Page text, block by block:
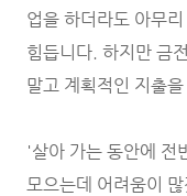
업을 하더라도 아무
힘듭니다. 하지만 금
말고 계획적인 지출
'살아 가는 동안에 전
모으는데 어려움이